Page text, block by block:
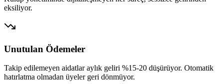
eksiliyor.
Unutulan Ödemeler
Takip edilemeyen aidatlar aylık geliri %15-20 düşürüyor. Otomatik
hatırlatma olmadan üyeler geri dönmüyor.